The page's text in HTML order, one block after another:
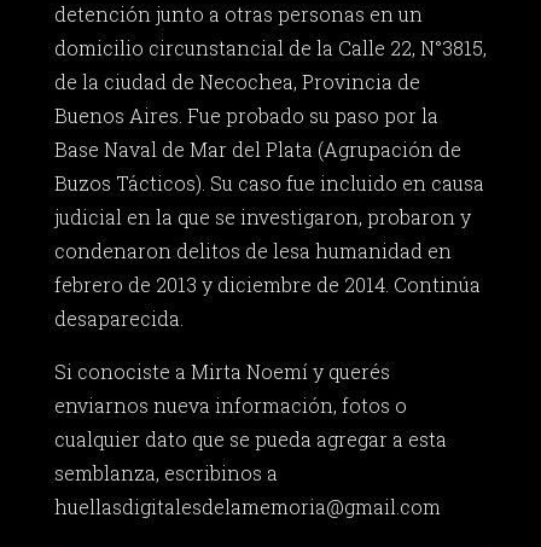
detención junto a otras personas en un
domicilio circunstancial de la Calle 22, N°3815,
de la ciudad de Necochea, Provincia de
Buenos Aires. Fue probado su paso por la
Base Naval de Mar del Plata (Agrupación de
Buzos Tácticos). Su caso fue incluido en causa
judicial en la que se investigaron, probaron y
condenaron delitos de lesa humanidad en
febrero de 2013 y diciembre de 2014. Continúa
desaparecida.
Si conociste a Mirta Noemí y querés
enviarnos nueva información, fotos o
cualquier dato que se pueda agregar a esta
semblanza, escribinos a
huellasdigitalesdelamemoria@gmail.com